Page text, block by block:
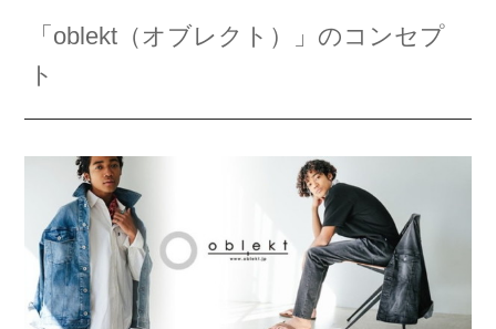
「oblekt（オブレクト）」のコンセプ
ト